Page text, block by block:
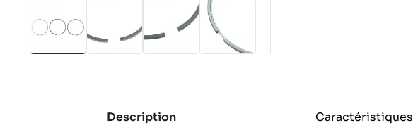
Description Caractéristiques